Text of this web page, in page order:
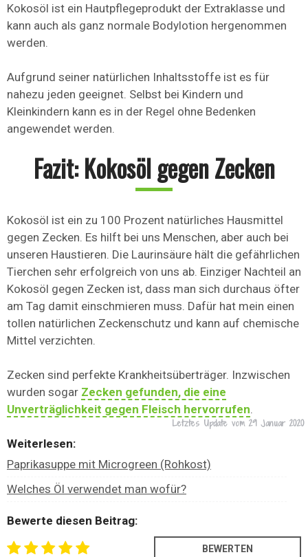
Kokosöl ist ein Hautpflegeprodukt der Extraklasse und
kann auch als ganz normale Bodylotion hergenommen
werden.
Aufgrund seiner natürlichen Inhaltsstoffe ist es für
nahezu jeden geeignet. Selbst bei Kindern und
Kleinkindern kann es in der Regel ohne Bedenken
angewendet werden.
Fazit: Kokosöl gegen Zecken
Kokosöl ist ein zu 100 Prozent natürliches Hausmittel
gegen Zecken. Es hilft bei uns Menschen, aber auch bei
unseren Haustieren. Die Laurinsäure hält die gefährlichen
Tierchen sehr erfolgreich von uns ab. Einziger Nachteil an
Kokosöl gegen Zecken ist, dass man sich durchaus öfter
am Tag damit einschmieren muss. Dafür hat mein einen
tollen natürlichen Zeckenschutz und kann auf chemische
Mittel verzichten.
Zecken sind perfekte Krankheitsüberträger. Inzwischen
wurden sogar Zecken gefunden, die eine
Unverträglichkeit gegen Fleisch hervorrufen.
Letztes Update vom 29 Januar 2020
Weiterlesen:
Paprikasuppe mit Microgreen (Rohkost)
Welches Öl verwendet man wofür?
Bewerte diesen Beitrag: